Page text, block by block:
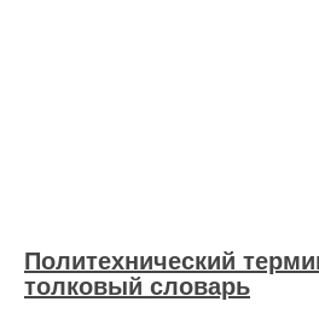
Политехнический
толковый словарь